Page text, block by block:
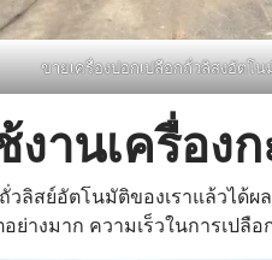
ขายเครื่องปอกเปลือกถั่วลิสงอัตโ
งานเครื่อง
วลิสย์อัตโนมัติของเราแล้วได้
ย่างมาก ความเร็วในการเปลื